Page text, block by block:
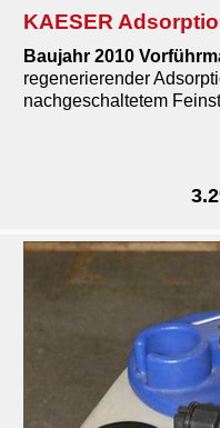
KAESER
Baujahr 2010
regenerierender
nachgeschaltetem